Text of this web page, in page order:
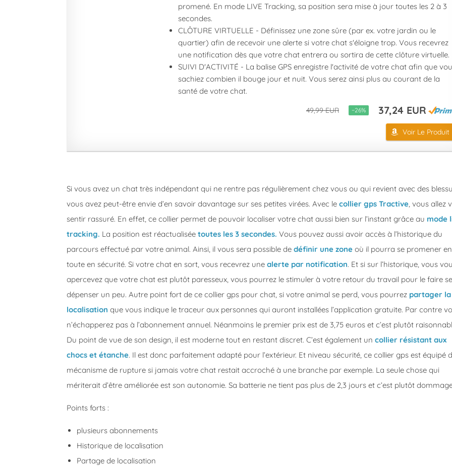
promené. En mode LIVE Tracking, sa position sera mise à jour toutes les 2 à 3
secondes.
CLÔTURE VIRTUELLE - Définissez une zone sûre (par ex. votre jardin ou le
quartier) afin de recevoir une alerte si votre chat s'éloigne trop. Vous recevrez
une notification dès que votre chat entrera ou sortira de cette clôture virtuelle.
SUIVI D'ACTIVITÉ - La balise GPS enregistre l'activité de votre chat afin que
sachiez combien il bouge jour et nuit. Vous serez ainsi plus au courant de la
santé de votre chat.
49,99 EUR −26% 37,24 EUR
Voir Le Produit
Si vous avez un chat très indépendant qui ne rentre pas régulièrement chez vous ou qui revient avec des
vous avez peut-être envie d’en savoir davantage sur ses petites virées. Avec le collier gps Tractive, vous allez
sentir rassuré. En effet, ce collier permet de pouvoir localiser votre chat aussi bien sur l’instant grâce au mode
tracking. La position est réactualisée toutes les 3 secondes. Vous pouvez aussi avoir accès à l’historique du
parcours effectué par votre animal. Ainsi, il vous sera possible de définir une zone où il pourra se promener en
toute en sécurité. Si votre chat en sort, vous recevrez une alerte par notification. Et si sur l’historique, vous
apercevez que votre chat est plutôt paresseux, vous pourrez le stimuler à votre retour du travail pour le faire se
dépenser un peu. Autre point fort de ce collier gps pour chat, si votre animal se perd, vous pourrez partager la
localisation que vous indique le traceur aux personnes qui auront installées l’application gratuite. Par contre
n’échapperez pas à l’abonnement annuel. Néanmoins le premier prix est de 3,75 euros et c’est plutôt
Du point de vue de son design, il est moderne tout en restant discret. C’est également un collier résistant aux
chocs et étanche. Il est donc parfaitement adapté pour l’extérieur. Et niveau sécurité, ce collier gps est équipé
mécanisme de rupture si jamais votre chat restait accroché à une branche par exemple. La seule chose qui
mériterait d’être améliorée est son autonomie. Sa batterie ne tient pas plus de 2,3 jours et c’est plutôt
Points forts :
plusieurs abonnements
Historique de localisation
Partage de localisation